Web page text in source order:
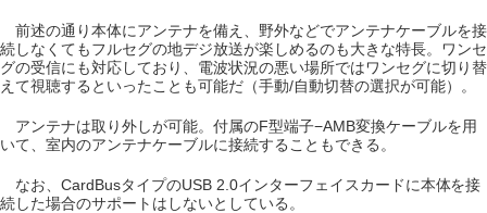
前述の通り本体にアンテナを備え、野外などでアンテナケーブルを接
続しなくてもフルセグの地デジ放送が楽しめるのも大きな特長。ワンセ
グの受信にも対応しており、電波状況の悪い場所ではワンセグに切り替
えて視聴するといったことも可能だ（手動/自動切替の選択が可能）。
アンテナは取り外しが可能。付属のF型端子−AMB変換ケーブルを用
いて、室内のアンテナケーブルに接続することもできる。
なお、CardBusタイプのUSB 2.0インターフェイスカードに本体を接
続した場合のサポートはしないとしている。